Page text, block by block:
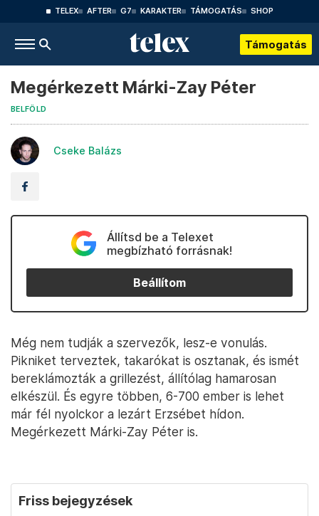
TELEX AFTER G7 KARAKTER TÁMOGATÁS SHOP
Támogatás
Megérkezett Márki-Zay Péter
BELFÖLD
Cseke Balázs
Állítsd be a Telexet
megbízható forrásnak!
Beállítom
Még nem tudják a szervezők, lesz-e vonulás.
Pikniket terveztek, takarókat is osztanak, és ismét
bereklámozták a grillezést, állítólag hamarosan
elkészül. És egyre többen, 6-700 ember is lehet
már fél nyolckor a lezárt Erzsébet hídon.
Megérkezett Márki-Zay Péter is.
Friss bejegyzések